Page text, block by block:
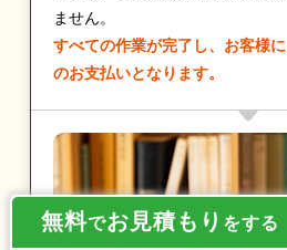
ません。
すべての作業が完了し、お客様
のお支払いとなります。
無料でお見積もり をする